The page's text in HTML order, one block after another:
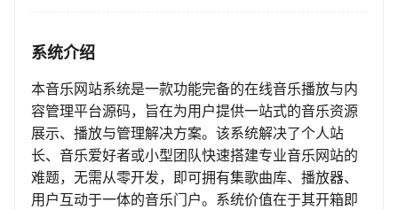
系统介绍
本音乐网站系统是一款功能完备的在线音乐播放与内
容管理平台源码，旨在为用户提供一站式的音乐资源
展示、播放与管理解决方案。该系统解决了个人站
长、音乐爱好者或小型团队快速搭建专业音乐网站的
难题，无需从零开发，即可拥有集歌曲库、播放器、
用户互动于一体的音乐门户。系统价值在于其开箱即